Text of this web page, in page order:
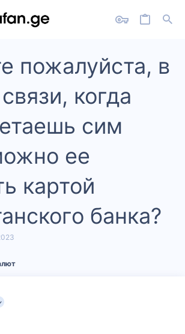
пожалуйста, в
когда
сим
ее
картой
банка?